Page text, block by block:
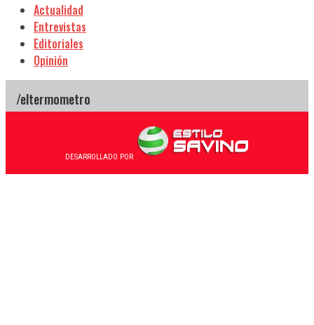
Actualidad
Entrevistas
Editoriales
Opinión
DESARROLLADO POR